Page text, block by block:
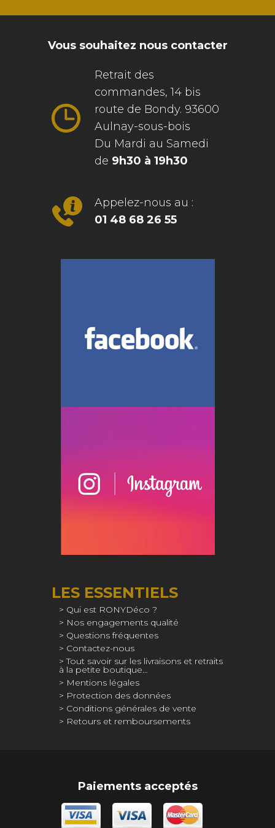
Vous souhaitez nous contacter
Retrait des
commandes, 14 bis
route de Bondy. 93600
Aulnay-sous-bois
Du Mardi au Samedi
de 9h30 à 19h30
Appelez-nous au :
01 48 68 26 55
LES ESSENTIELS
Qui est RONYDéco ?
Nos engagements qualité
Questions fréquentes
Contactez-nous
Tout savoir sur les livraisons et retraits
à la petite boutique…
Mentions légales
Protection des données
Conditions générales de vente
Retours et remboursements
Paiements acceptés